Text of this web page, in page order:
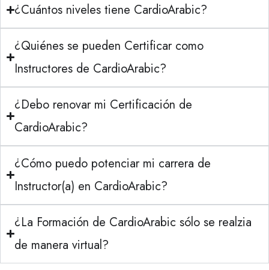
¿Cuántos niveles tiene CardioArabic?
¿Quiénes se pueden Certificar como
Instructores de CardioArabic?
¿Debo renovar mi Certificación de
CardioArabic?
¿Cómo puedo potenciar mi carrera de
Instructor(a) en CardioArabic?
¿La Formación de CardioArabic sólo se realzia
de manera virtual?